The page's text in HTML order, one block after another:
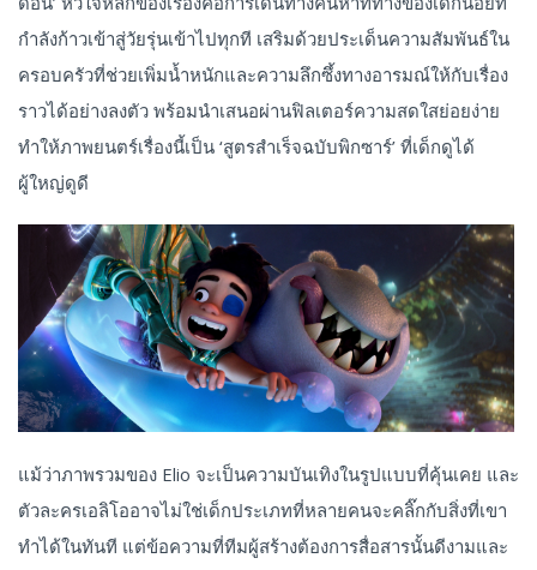
กำลังก้าวเข้าสู่วัยรุ่นเข้าไปทุกที เสริมด้วยประเด็นความสัมพันธ์ใน
ครอบครัวที่ช่วยเพิ่มน้ำหนักและความลึกซึ้งทางอารมณ์ให้กับเรื่อง
ราวได้อย่างลงตัว พร้อมนำเสนอผ่านฟิลเตอร์ความสดใสย่อยง่าย
ทำให้ภาพยนตร์เรื่องนี้เป็น ‘สูตรสำเร็จฉบับพิกซาร์’ ที่เด็กดูได้
ผู้ใหญ่ดูดี
แม้ว่าภาพรวมของ Elio จะเป็นความบันเทิงในรูปแบบที่คุ้นเคย และ
ตัวละครเอลิโออาจไม่ใช่เด็กประเภทที่หลายคนจะคลิ๊กกับสิ่งที่เขา
ทำได้ในทันที แต่ข้อความที่ทีมผู้สร้างต้องการสื่อสารนั้นดีงามและ